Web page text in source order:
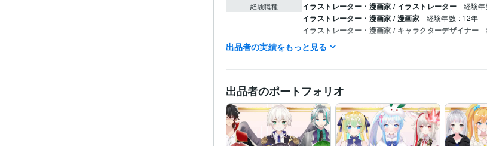
経験職種 イラストレーター・漫画家 / イラストレーター 経験
イラストレーター・漫画家 / 漫画家 経験年数 : 12年
イラストレーター・漫画家 / キャラクターデザイナー
イラストレーター・漫画家 / キャラクターモデラー
得意分野 イラスト作成・漫画制作
イラスト Vtuber IRIAM キャラクターデザイン live2
イラスト作成・漫画制作 イラスト制作　SNSアイコ
立ち絵 キャラクターデザイン イラスト Live2D 表情
出品者の実績をもっと見る
出品者のポートフォリオ